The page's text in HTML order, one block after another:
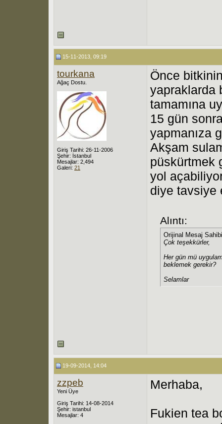
15-11-2013, 09:19
tourkana
Ağaç Dostu.
Giriş Tarihi: 26-11-2006
Şehir: İstanbul
Mesajlar: 2,494
Galeri: 21
Önce
yapraklarda
tamamına
15 gün
yapmanıza
Akşam
püskürtmek
yol
diye tavsiye
Alıntı:
Orijinal Mesaj
Çok teşekkürler,
Her gün mü
beklemek gerekir?
Selamlar
19-09-2014, 14:04
zzpeb
Yeni Üye
Giriş Tarihi: 14-08-2014
Şehir: istanbul
Mesajlar: 4
Merhaba,
Fukien tea